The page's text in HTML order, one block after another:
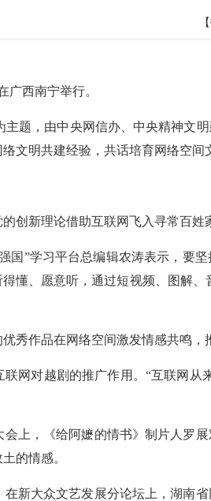
广西南宁举行。
主题，由中央网信办、中央精神文
文明共建经验，共话培育网络空间
创新理论借助互联网飞入寻常百姓
国”学习平台总编辑农涛表示，要
懂、愿意听，通过短视频、图解
秀作品在网络空间激发情感共鸣，
网对越剧的推广作用。“互联网
上，《给阿嬷的情书》制片人罗
的情感。
新大众文艺发展分论坛上，湖南